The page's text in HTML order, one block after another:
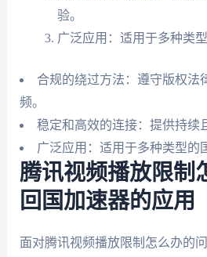
验。
广泛应用：适用于多种类
合规的绕过方法：遵守版权法
频。
稳定和高效的连接：提供持续
广泛应用：适用于多种类型的
腾讯视频播放限制
回国加速器的应用
面对腾讯视频播放限制怎么办的